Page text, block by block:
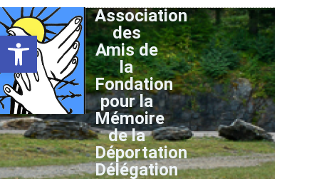
Ouvrir la barre d’outils
Association
des
Amis de
la
Fondation
pour la
Mémoire
de la
Déportation
Délégation